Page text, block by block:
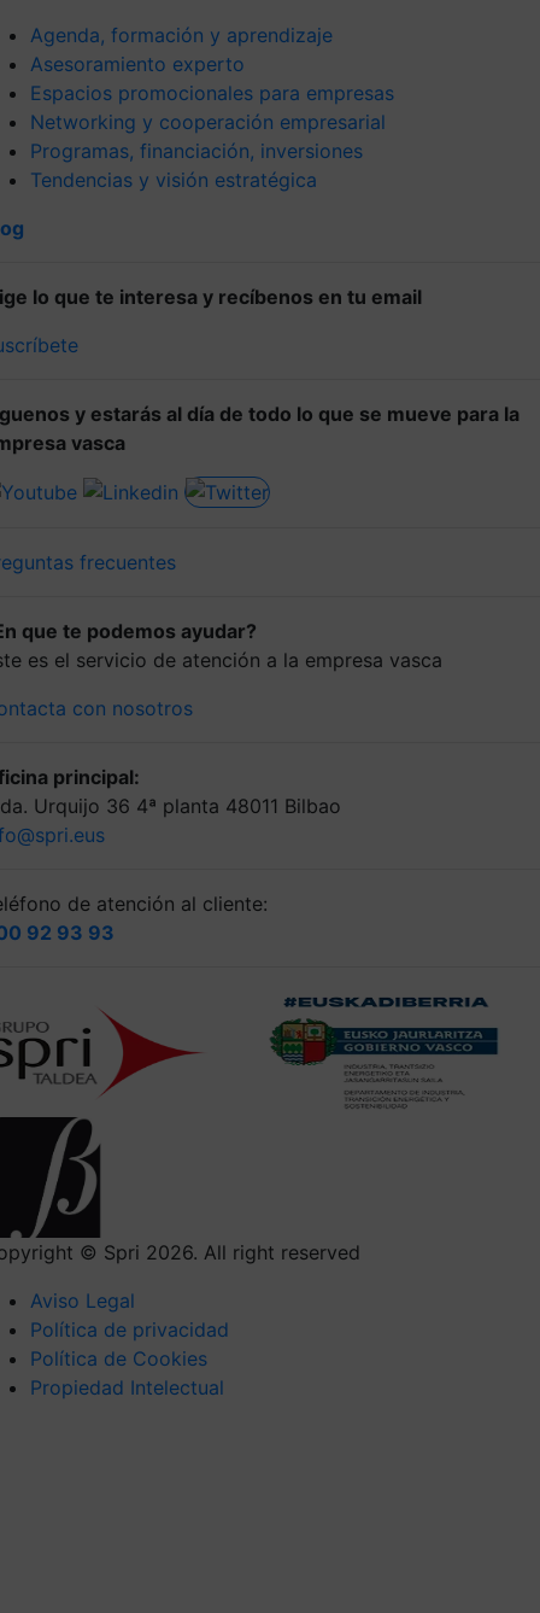
Agenda, formación y aprendizaje
Asesoramiento experto
Espacios promocionales para empresas
Networking y cooperación empresarial
Programas, financiación, inversiones
Tendencias y visión estratégica
lo que te interesa y recíbenos en tu email
y estarás al día de todo lo que se mueve para la
vasca
frecuentes
que te podemos ayudar?
es el servicio de atención a la empresa vasca
con nosotros
principal:
Urquijo 36 4ª planta 48011 Bilbao
de atención al cliente:
92 93 93
© Spri 2026. All right reserved
Aviso Legal
Política de privacidad
Política de Cookies
Propiedad Intelectual